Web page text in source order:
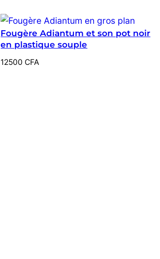
Fougère Adiantum et son pot noir
en plastique souple
12500 CFA